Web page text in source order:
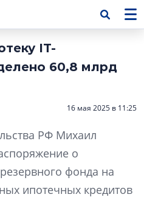
IT-
60,8 млрд
16 мая 2025 в 11:25
РФ Михаил
о
фонда на
ипотечных кредитов